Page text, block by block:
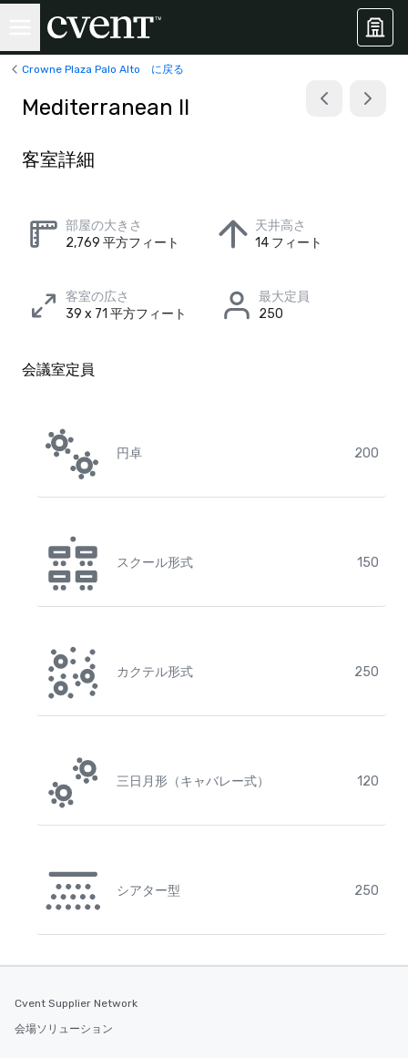
Crowne Plaza Palo Alto に戻る
Mediterranean II
客室詳細
部屋の大きさ
2,769 平方フィート
天井高さ
14 フィート
客室の広さ
39 x 71 平方フィート
最大定員
250
会議室定員
円卓 200
スクール形式 150
カクテル形式 250
三日月形（キャバレー式） 120
シアター型 250
Cvent Supplier Network
会場ソリューション